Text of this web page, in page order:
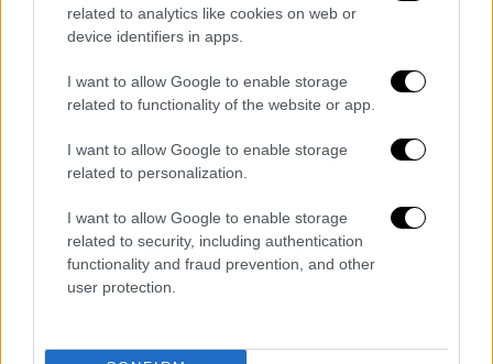
related to analytics like cookies on web or
device identifiers in apps.
I want to allow Google to enable storage
related to functionality of the website or app.
I want to allow Google to enable storage
related to personalization.
I want to allow Google to enable storage
related to security, including authentication
functionality and fraud prevention, and other
user protection.
Κεντρικό...|06.08.2026 20:05
Κεντρικό δελτίο ειδήσεων 06/08/2026
ΑΠΟΣΠΑΣΜΑΤΑ...|06.08.2026 18:49